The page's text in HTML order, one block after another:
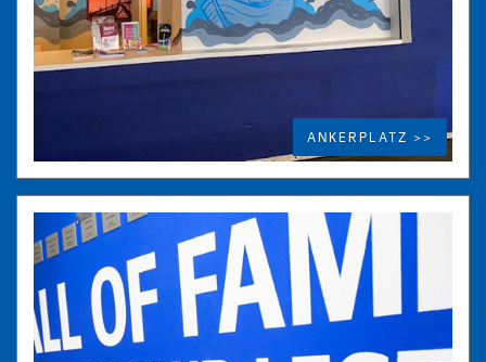
ANKERPLATZ >>